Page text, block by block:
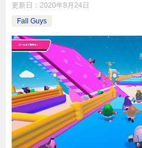
更新日： 2020年8月24日
Fall Guys